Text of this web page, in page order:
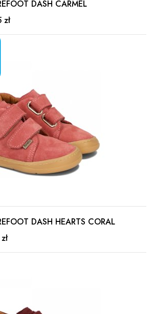
DASH CARMEL
DASH HEARTS CORAL